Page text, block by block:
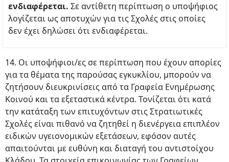
ενδιαφέρεται. Σε αντίθετη περίπτωση ο υποψήφιος
λογίζεται ως αποτυχών για τις Σχολές στις οποίες
δεν έχει δηλώσει ότι ενδιαφέρεται.
14. Οι υποψήφιοι/ες σε περίπτωση που έχουν απορίες
για τα θέματα της παρούσας εγκυκλίου, μπορούν να
ζητήσουν διευκρινίσεις από τα Γραφεία Ενημέρωσης
Κοινού και τα εξεταστικά κέντρα. Τονίζεται ότι κατά
την κατάταξη των επιτυχόντων στις Στρατιωτικές
Σχολές είναι πιθανό να ζητηθεί η διενέργεια επιπλέον
ειδικών υγειονομικών εξετάσεων, εφόσον αυτές
απαιτούνται με ευθύνη και διαταγή του αντιστοίχου